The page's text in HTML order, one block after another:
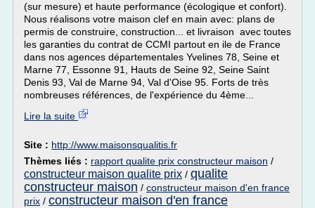
(sur mesure) et haute performance (écologique et confort).
Nous réalisons votre maison clef en main avec: plans de
permis de construire, construction... et livraison avec toutes
les garanties du contrat de CCMI partout en ile de France
dans nos agences départementales Yvelines 78, Seine et
Marne 77, Essonne 91, Hauts de Seine 92, Seine Saint
Denis 93, Val de Marne 94, Val d'Oise 95. Forts de très
nombreuses références, de l'expérience du 4ème...
Lire la suite
Site : http://www.maisonsqualitis.fr
Thèmes liés : rapport qualite prix constructeur maison /
constructeur maison qualite prix / qualite
constructeur maison / constructeur maison d'en france
prix / constructeur maison d'en france